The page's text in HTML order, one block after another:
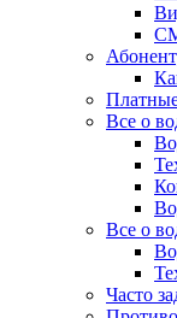
Все о
Все о
Часто